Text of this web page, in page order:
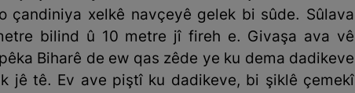
çandiniya xelkê navçeyê gelek bi sûde. Sûlava
bilind û 10 metre jî fireh e. Givaşa ava vê
Biharê de ew qas zêde ye ku dema dadikeve
jê tê. Ev ave piştî ku dadikeve, bi şiklê çemekî